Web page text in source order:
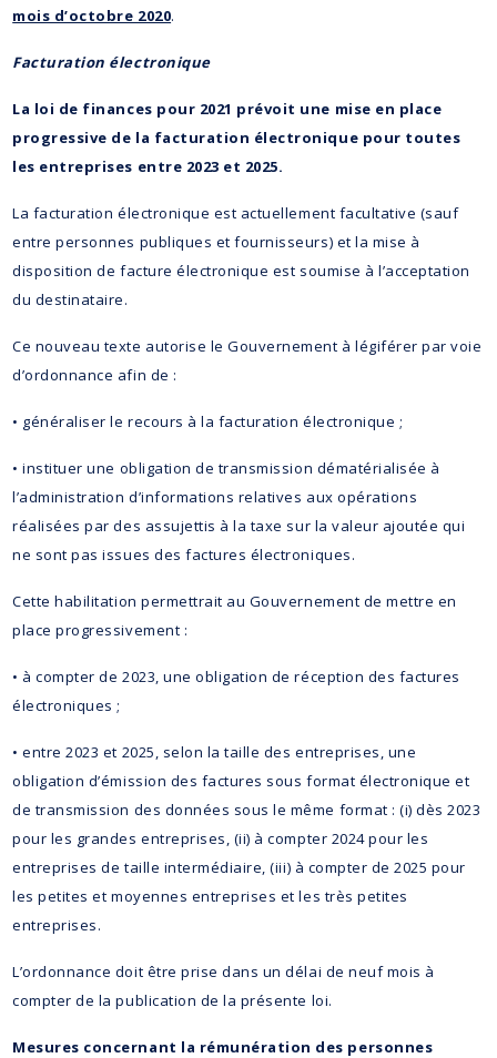
mois d’octobre 2020.
Facturation électronique
La loi de finances pour 2021 prévoit une mise en place
progressive de la facturation électronique pour toutes
les entreprises entre 2023 et 2025.
La facturation électronique est actuellement facultative (sauf
entre personnes publiques et fournisseurs) et la mise à
disposition de facture électronique est soumise à l’acceptation
du destinataire.
Ce nouveau texte autorise le Gouvernement à légiférer par voie
d’ordonnance afin de :
• généraliser le recours à la facturation électronique ;
• instituer une obligation de transmission dématérialisée à
l’administration d’informations relatives aux opérations
réalisées par des assujettis à la taxe sur la valeur ajoutée qui
ne sont pas issues des factures électroniques.
Cette habilitation permettrait au Gouvernement de mettre en
place progressivement :
• à compter de 2023, une obligation de réception des factures
électroniques ;
• entre 2023 et 2025, selon la taille des entreprises, une
obligation d’émission des factures sous format électronique et
de transmission des données sous le même format : (i) dès 2023
pour les grandes entreprises, (ii) à compter 2024 pour les
entreprises de taille intermédiaire, (iii) à compter de 2025 pour
les petites et moyennes entreprises et les très petites
entreprises.
L’ordonnance doit être prise dans un délai de neuf mois à
compter de la publication de la présente loi.
Mesures concernant la rémunération des personnes